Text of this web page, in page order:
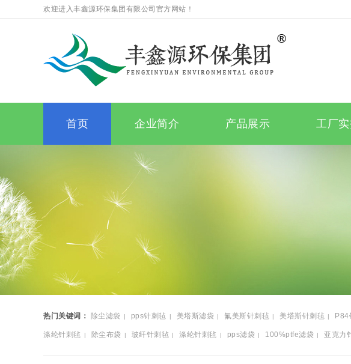
欢迎进入丰鑫源环保集团有限公司官方网站！
首页 企业简介 产品展示 工厂
热门关键词： 除尘滤袋 | pps针刺毡 | 美塔斯滤袋 | 氟美斯针刺毡 | 美塔斯针刺毡 | P84
涤纶针刺毡 | 除尘布袋 | 玻纤针刺毡 | 涤纶针刺毡 | pps滤袋 | 100%ptfe滤袋 | 亚克力